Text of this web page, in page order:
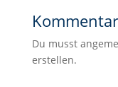
Du musst
erstellen.